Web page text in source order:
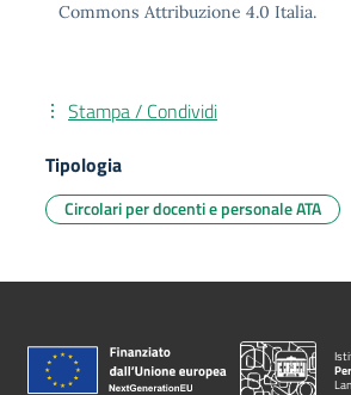
Commons Attribuzione 4.0 Italia.
Stampa / Condividi
Tipologia
Circolari per docenti e personale ATA